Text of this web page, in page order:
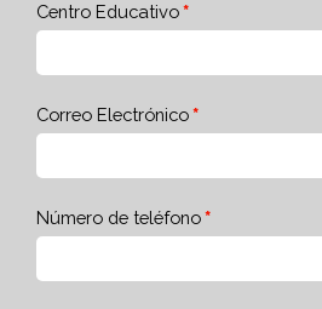
Centro Educativo
Correo Electrónico
Número de teléfono